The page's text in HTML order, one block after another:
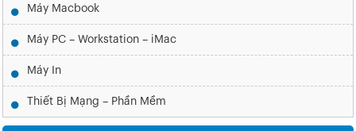
Máy Macbook
Máy PC – Workstation – iMac
Máy In
Thiết Bị Mạng – Phần Mềm